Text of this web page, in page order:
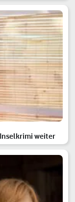
Inselkrimi weiter